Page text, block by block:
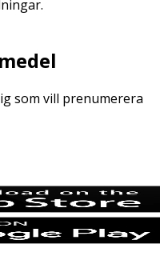
som vill prenumerera